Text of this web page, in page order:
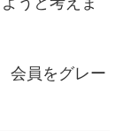
会員をグレー